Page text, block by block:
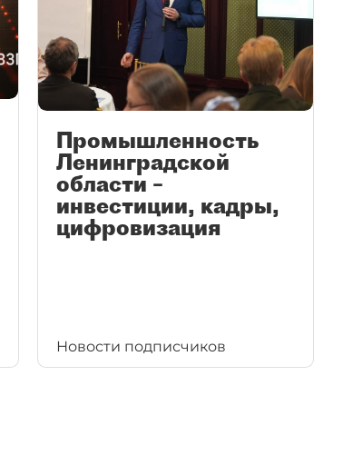
Промышленность
Ленинградской
области –
инвестиции, кадры,
цифровизация
Новости подписчиков